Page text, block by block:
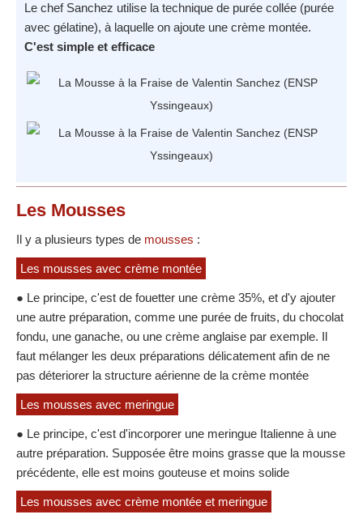
Le chef Sanchez utilise la technique de purée collée (purée
avec gélatine), à laquelle on ajoute une crème montée.
C'est simple et efficace
Les Mousses
Il y a plusieurs types de mousses :
Les mousses avec crème montée
● Le principe, c'est de fouetter une crème 35%, et d'y ajouter
une autre préparation, comme une purée de fruits, du chocolat
fondu, une ganache, ou une crème anglaise par exemple. Il
faut mélanger les deux préparations délicatement afin de ne
pas déteriorer la structure aérienne de la crème montée
Les mousses avec meringue
● Le principe, c'est d'incorporer une meringue Italienne à une
autre préparation. Supposée être moins grasse que la mousse
précédente, elle est moins gouteuse et moins solide
Les mousses avec crème montée et meringue